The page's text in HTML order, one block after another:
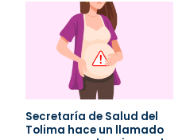
Secretaría de Salud del
Tolima hace un llamado